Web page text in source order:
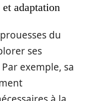
adaptation
du
ses
exemple, sa